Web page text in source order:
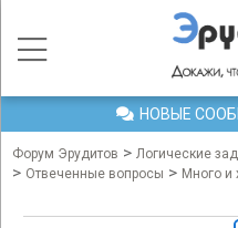
НОВЫЕ
Форум Эрудитов > Логические
> Отвеченные вопросы > Много и